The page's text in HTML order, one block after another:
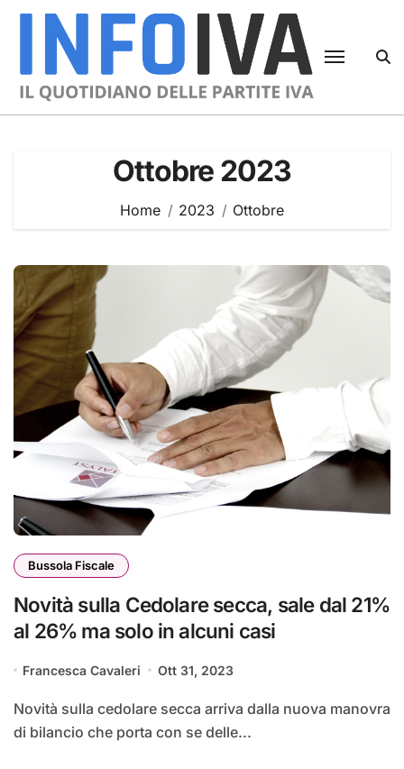
Skip
Ottobre 2023
Home 2023 Ottobre
Bussola Fiscale
Novità sulla Cedolare secca, sale dal 21%
al 26% ma solo in alcuni casi
Francesca Cavaleri Ott 31, 2023
Novità sulla cedolare secca arriva dalla nuova manovra
di bilancio che porta con se delle...